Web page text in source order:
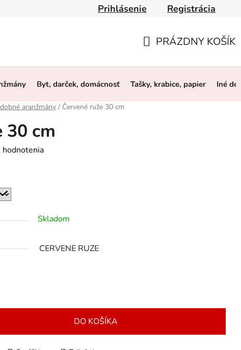
Obchodné podmienky Ochrana osobných údajov
Prihlásenie Registrácia
KOŠÍK
PRÁZDNY KOŠÍK
Byt, darček, domácnosť Tašky, krabice, papier Iné
aranžmány / Červené ruže 30 cm
30 cm
hodnotenia
Skladom
CERVENE RUZE
DO KOŠÍKA